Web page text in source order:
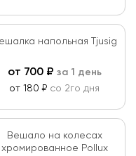
напольная Tjusig
от 700₽ за 1 день
от 180 ₽ со 2го дня
Вешало на колесах
хромированное Pollux